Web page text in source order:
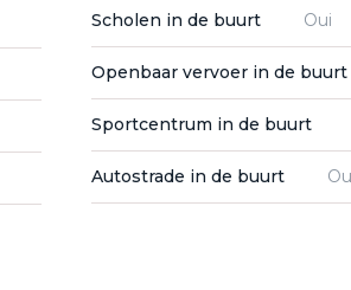
Scholen in de buurt Oui
Openbaar vervoer in de buurt
Sportcentrum in de buurt
Autostrade in de buurt